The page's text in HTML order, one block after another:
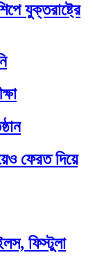
যুক্তরাষ্ট্রে
ফেরত দিয়ে
ফিস্টুলা